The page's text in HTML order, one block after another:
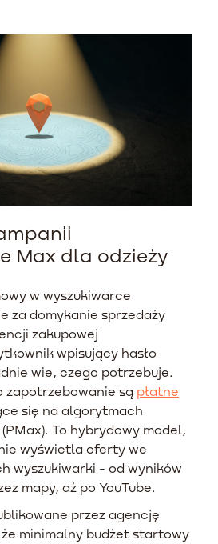
Max dla odzieży
w wyszukiwarce
za domykanie sprzedaży
zakupowej
wpisujący hasło
wie, czego potrzebuje.
zapotrzebowanie są płatne
się na algorytmach
To hybrydowy model,
wyświetla oferty we
wyszukiwarki - od wyników
mapy, aż po YouTube.
przez agencję
minimalny budżet startowy